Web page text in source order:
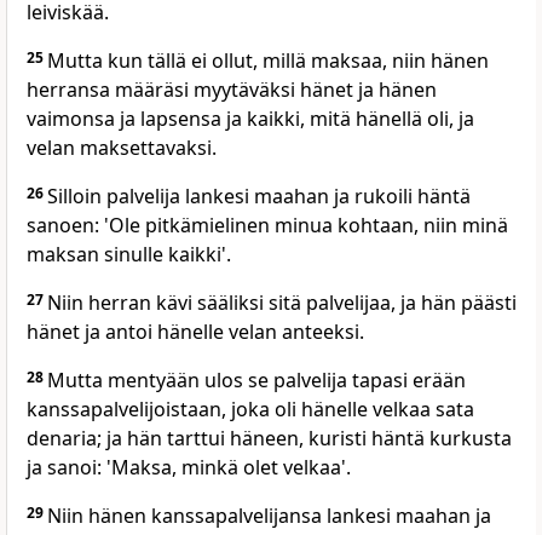
leiviskää.
25 Mutta kun tällä ei ollut, millä maksaa, niin hänen
herransa määräsi myytäväksi hänet ja hänen
vaimonsa ja lapsensa ja kaikki, mitä hänellä oli, ja
velan maksettavaksi.
26Silloin palvelija lankesi maahan ja rukoili häntä
sanoen: 'Ole pitkämielinen minua kohtaan, niin minä
maksan sinulle kaikki'.
27 Niin herran kävi sääliksi sitä palvelijaa, ja hän päästi
hänet ja antoi hänelle velan anteeksi.
28 Mutta mentyään ulos se palvelija tapasi erään
kanssapalvelijoistaan, joka oli hänelle velkaa sata
denaria; ja hän tarttui häneen, kuristi häntä kurkusta
ja sanoi: 'Maksa, minkä olet velkaa'.
29 Niin hänen kanssapalvelijansa lankesi maahan ja